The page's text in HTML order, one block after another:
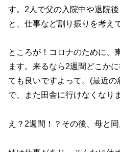
す。2人で父の入院中や退院
と、仕事など割り振りを考え
ところが！コロナのために、
ます。来るなら2週間どこか
ても良いですよって。(最近
で、また田舎に行けなくなり
え？2週間！？その後、母と